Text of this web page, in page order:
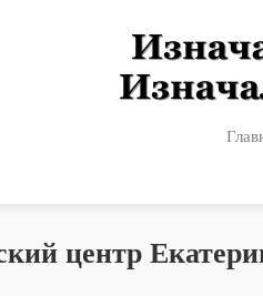
центр